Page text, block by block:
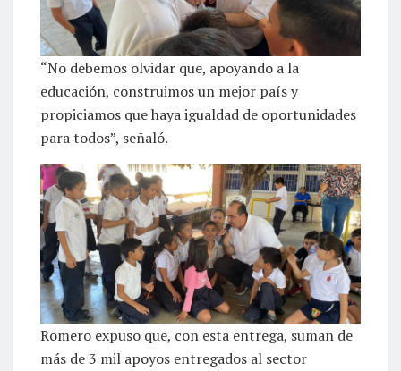
“No debemos olvidar que, apoyando a la
educación, construimos un mejor país y
propiciamos que haya igualdad de oportunidades
para todos”, señaló.
Romero expuso que, con esta entrega, suman de
más de 3 mil apoyos entregados al sector